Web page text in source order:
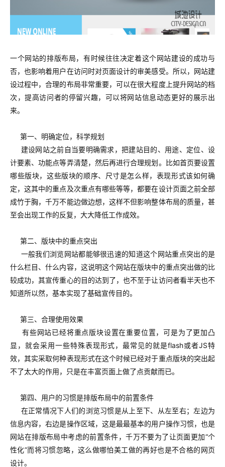
一个网站的排版布局，有时候往往决定着这个网站建设的成功与
否，也影响着用户在访问时对页面设计的审美感受。所以，网站建
设过程中，合理的布局非常重要，可以在很大程度上提升网站的档
次，提高访问者的停留兴趣，可以将网站信息动态更好的展示出
来。
第一、明确定位，科学规划
建设网站之前自当要明确需求，把建站目的、用途、定位、设
计要素、功能点等弄清楚，然后再进行合理规划。比如首页要设置
哪些版块，这些版块的顺序、尺寸是怎么样，表现形式该如何确
定，这其中的重点及次重点有哪些等等，都要在设计页面之前全部
成竹于胸，千万不能边做边想，这样不但影响整体布局的质量，甚
至会出现工作的反复，大大降低工作成效。
第二、版块中的重点突出
一般我们浏览网站都能够很迅速的知道这个网站重点突出的是
什么栏目、什么内容，这说明这个网站在版块中的重点突出做的比
较成功，其宣传重心的目的达到了，也不至于让访问者看半天也不
知道所以然，基本实现了基础宣传目的。
第三、合理使用效果
有些网站已经将重点版块设置在重要位置，可是为了更加凸
显，就会采用一些特殊表现形式，最常见的就是flash或者JS特
效，其实采取何种表现形式在这个时候已经对于重点版块的突出起
不了太大的作用，只是在丰富页面上做了点贡献而已。
第四、用户的习惯是排版布局中的前置条件
在正常情况下人们的浏览习惯是从上至下、从左至右；左边为
信息内容，右边是操作区域，这是最最基本的用户操作习惯，也是
网站在排版布局中考虑的前置条件，千万不要为了让页面更加“个
性化”而将习惯忽略，这么做哪怕美工做的再好也是不合格的网页
设计。